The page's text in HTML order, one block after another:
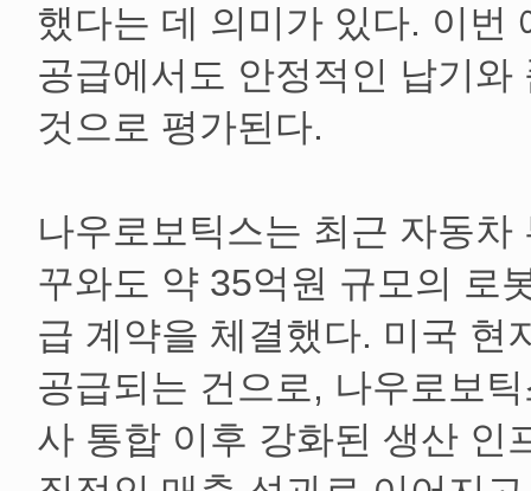
했다는 데 의미가 있다. 이번
공급에서도 안정적인 납기
것으로 평가된다.
나우로보틱스는 최근 자동
꾸와도 약 35억원 규모의 로
급 계약을 체결했다. 미국 현
공급되는 건으로, 나우로보
사 통합 이후 강화된 생산 인